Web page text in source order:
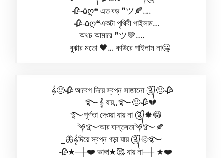
🥀-۵ღ❝ এত বড় ❞ツ🍂….
🥀-۵ღ❝একটা পৃথিবী পাইলাম…
অথচ আমারে ❞ツ💚….
বুঝার মতো 🖤… কাউরে পাইলাম না🤐
𝄞🙂🥀 আবেগ দিয়ে স্বপ্ন সাজানো ༊᭄🙂🥀
࿐𝄞 যায়,,࿐🙂🥀💔
࿐পূর্ণতা দেওয়া যায় না ༊᭄🍁😳
༆࿐আর বাস্তবতা༆࿐🍂
_🦋𝄞দিয়ে স্বপ্ন গড়া যায় ༊᭄‍‌۞࿐
🥀★─┼❤️ ভাঙ্গা★🥰 যায় না─┼ ★❤️